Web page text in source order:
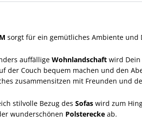
sorgt für ein gemütliches Ambiente und
auffälligeWohnlandschaft wird
der Couch bequem machen und den
zusammensitzen mit Freunden und
stilvolle Bezug desSofaswird zum
wunderschönen Polsterecke ab.